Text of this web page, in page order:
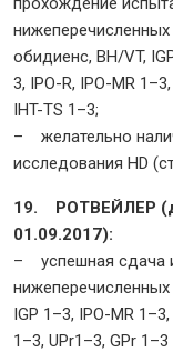
обидиенс, BH/VT,
3, IPO-R, IPO-MR
IHT-TS 1–3;
– желательно
исследования HD
19. РОТВЕЙЛЕР
01.09.2017):
– успешная сдача
IGP 1–3, IPO-MR
1–3, UPr1–3, GPr